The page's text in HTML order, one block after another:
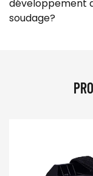
développement
soudage?